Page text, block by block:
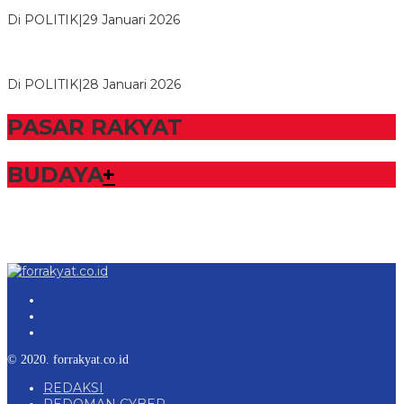
Di POLITIK 29 Januari 2026
Di POLITIK 28 Januari 2026
PASAR RAKYAT
BUDAYA+
© 2020. forrakyat.co.id
REDAKSI